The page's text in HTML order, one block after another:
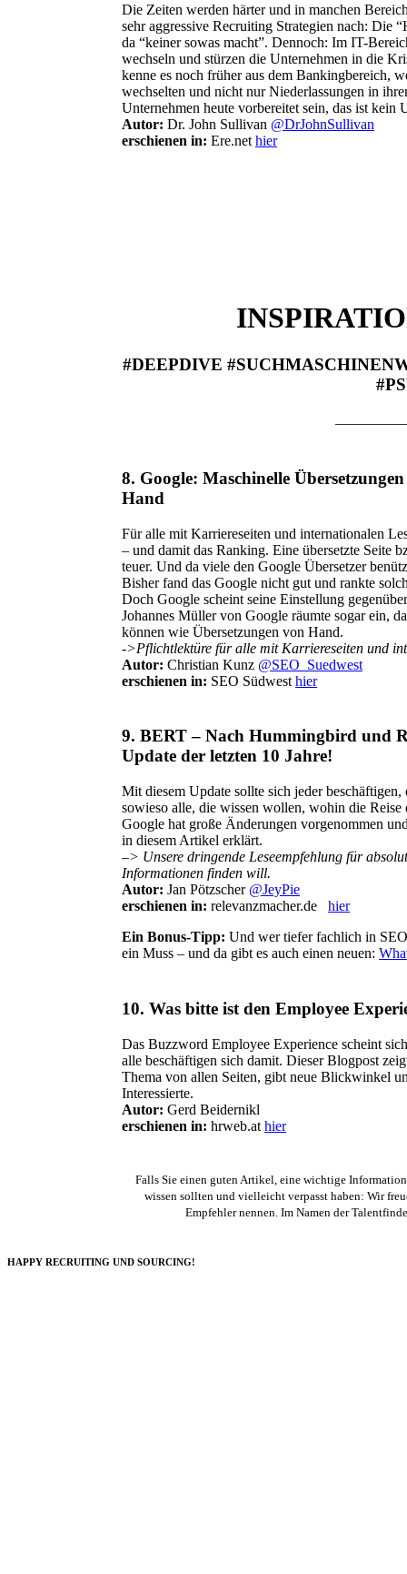
Die Zeiten werden härter und in manchen
sehr aggressive Recruiting Strategien nach: Die
da “keiner sowas macht”. Dennoch: Im IT-
wechseln und stürzen die Unternehmen in die
kenne es noch früher aus dem Bankingbereich,
wechselten und nicht nur Niederlassungen in
Unternehmen heute vorbereitet sein, das ist kein
Autor: Dr. John Sullivan @DrJohnSullivan
erschienen in: Ere.net hier
#DEEPDIVE
8. Google: Maschinelle
Hand
Für alle mit Karriereseiten und internationalen
– und damit das Ranking. Eine übersetzte Seite
teuer. Und da viele den Google Übersetzer
Bisher fand das Google nicht gut und rankte
Doch Google scheint seine Einstellung
Johannes Müller von Google räumte sogar ein,
können wie Übersetzungen von Hand.
->Pflichtlektüre für alle mit Karriereseiten und
Autor: Christian Kunz @SEO _Suedwest
erschienen in: SEO Südwest hier
9. BERT – Nach Hummingbird und
Update der letzten 10 Jahre!
Mit diesem Update sollte sich jeder
sowieso alle, die wissen wollen, wohin die
Google hat große Änderungen vorgenommen
in diesem Artikel erklärt.
–> Unsere dringende Leseempfehlung für
Informationen finden will.
Autor: Jan Pötzscher @JeyPie
erschienen in: relevanzmacher.de hier
Ein Bonus-Tipp: Und wer tiefer fachlich in
ein Muss – und da gibt es auch einen neuen:
10. Was bitte ist den Employee
Das Buzzword Employee Experience scheint
alle beschäftigen sich damit. Dieser Blogpost
Thema von allen Seiten, gibt neue Blickwinkel
Interessierte.
Autor: Gerd Beidernikl
erschienen in: hrweb.at hier
Falls Sie einen guten Artikel, eine wichtige
wissen sollten und vielleicht verpasst haben: Wir
Empfehler nennen. Im Namen der
HAPPY RECRUITING UND SOURCING!